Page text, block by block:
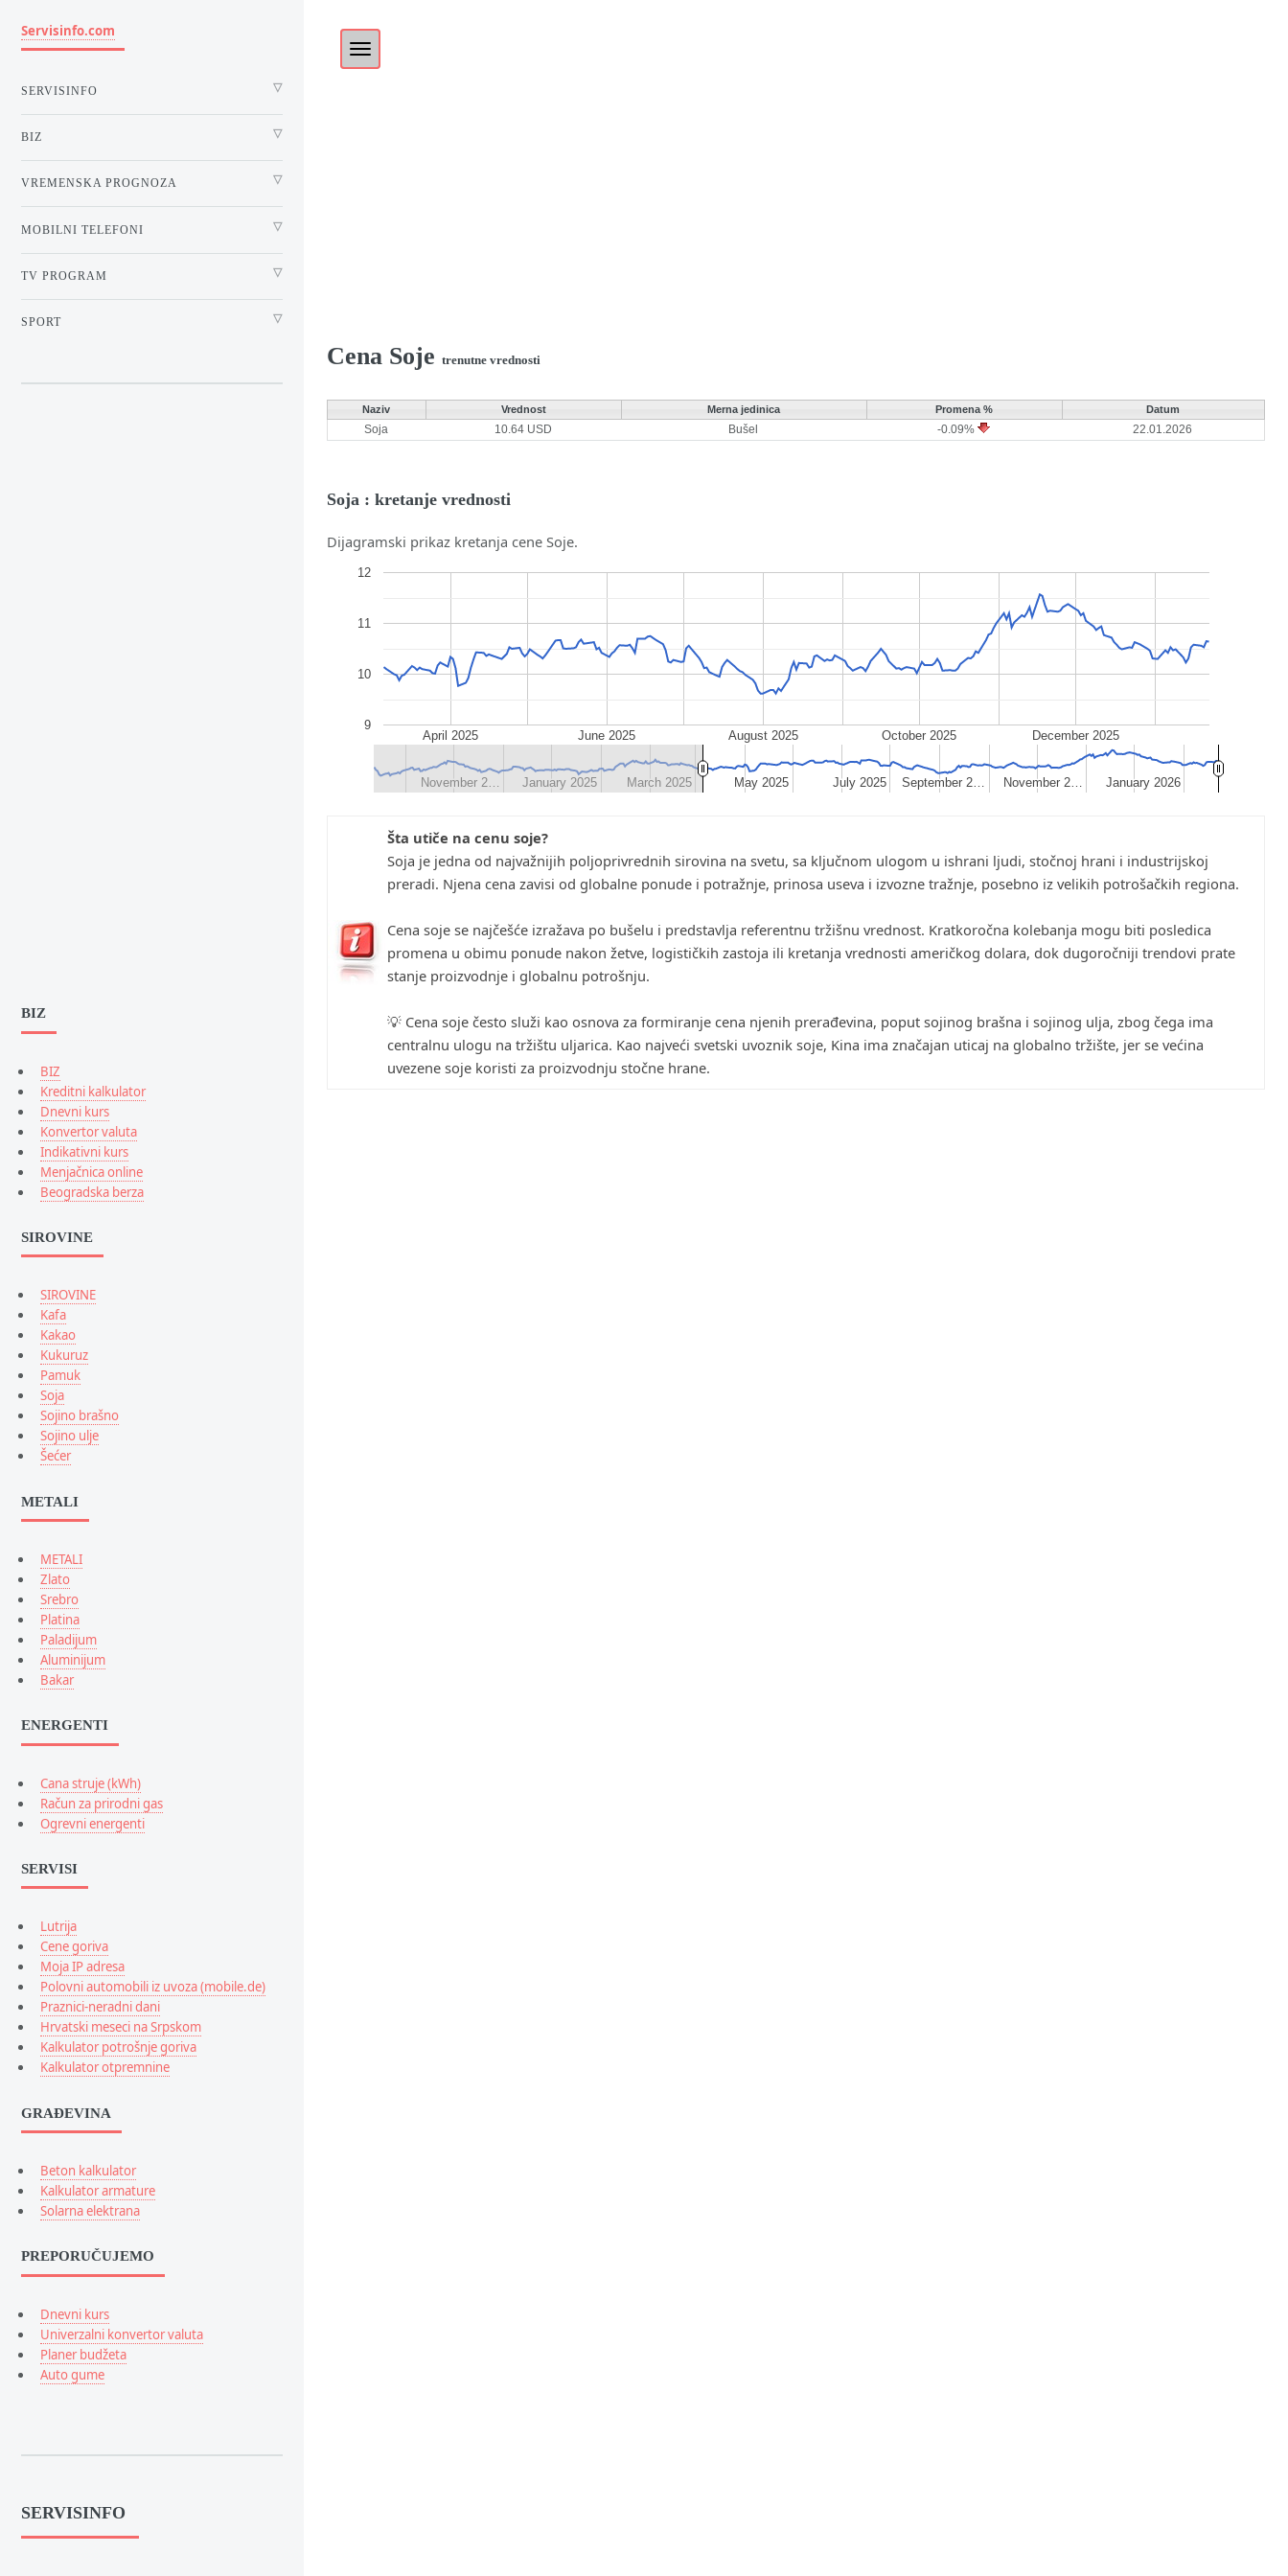
Cena Soje trenutne vrednosti
Naziv Vrednost Merna jedinica Promena % Datum
Soja 10.64 USD Bušel -0.09% 22.01.2026
Soja : kretanje vrednosti
Dijagramski prikaz kretanja cene Soje.
April 2025 June 2025 August 2025 October 2025 December 2025
9
10
11
12
November 2…
November 2… January 2025
January 2025 March 2025
March 2025 May 2025
May 2025 July 2025
July 2025 September 2…
September 2… November 2…
November 2… January 2026
January 2026
Šta utiče na cenu soje?
Soja je jedna od najvažnijih poljoprivrednih sirovina na svetu, sa ključnom ulogom u ishrani ljudi, stočnoj hrani i industrijskoj
preradi. Njena cena zavisi od globalne ponude i potražnje, prinosa useva i izvozne tražnje, posebno iz velikih potrošačkih regiona.
Cena soje se najčešće izražava po bušelu i predstavlja referentnu tržišnu vrednost. Kratkoročna kolebanja mogu biti posledica
promena u obimu ponude nakon žetve, logističkih zastoja ili kretanja vrednosti američkog dolara, dok dugoročniji trendovi prate
stanje proizvodnje i globalnu potrošnju.
💡 Cena soje često služi kao osnova za formiranje cena njenih prerađevina, poput sojinog brašna i sojinog ulja, zbog čega ima
centralnu ulogu na tržištu uljarica. Kao najveći svetski uvoznik soje, Kina ima značajan uticaj na globalno tržište, jer se većina
uvezene soje koristi za proizvodnju stočne hrane.
Servisinfo.com
SERVISINFO
BIZ
VREMENSKA PROGNOZA
MOBILNI TELEFONI
TV PROGRAM
SPORT
BIZ
BIZ
Kreditni kalkulator
Dnevni kurs
Konvertor valuta
Indikativni kurs
Menjačnica online
Beogradska berza
SIROVINE
SIROVINE
Kafa
Kakao
Kukuruz
Pamuk
Soja
Sojino brašno
Sojino ulje
Šećer
METALI
METALI
Zlato
Srebro
Platina
Paladijum
Aluminijum
Bakar
ENERGENTI
Cana struje (kWh)
Račun za prirodni gas
Ogrevni energenti
SERVISI
Lutrija
Cene goriva
Moja IP adresa
Polovni automobili iz uvoza (mobile.de)
Praznici-neradni dani
Hrvatski meseci na Srpskom
Kalkulator potrošnje goriva
Kalkulator otpremnine
GRAĐEVINA
Beton kalkulator
Kalkulator armature
Solarna elektrana
PREPORUČUJEMO
Dnevni kurs
Univerzalni konvertor valuta
Planer budžeta
Auto gume
SERVISINFO